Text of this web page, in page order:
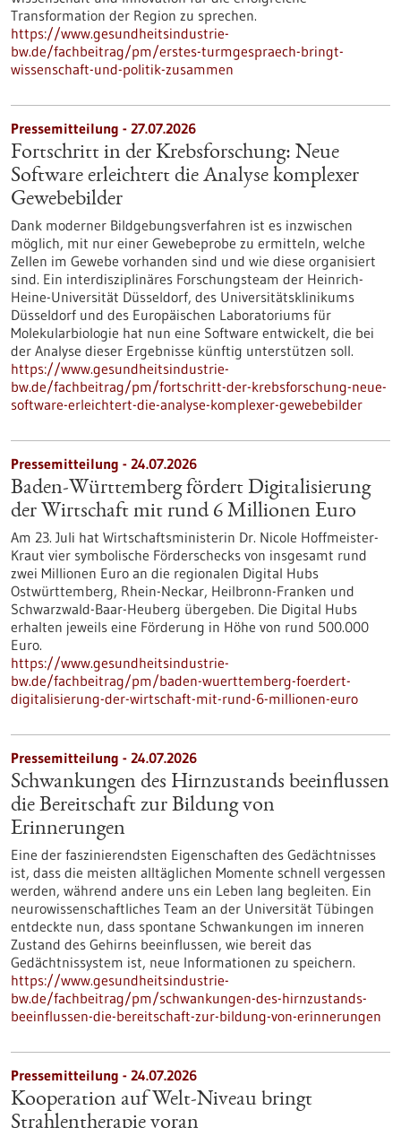
Transformation der Region zu sprechen.
https://www.gesundheitsindustrie-
bw.de/fachbeitrag/pm/erstes-turmgespraech-bringt-
wissenschaft-und-politik-zusammen
Pressemitteilung - 27.07.2026
Fortschritt in der Krebsforschung: Neue
Software erleichtert die Analyse komplexer
Gewebebilder
Dank moderner Bildgebungsverfahren ist es inzwischen
möglich, mit nur einer Gewebeprobe zu ermitteln, welche
Zellen im Gewebe vorhanden sind und wie diese organisiert
sind. Ein interdisziplinäres Forschungsteam der Heinrich-
Heine-Universität Düsseldorf, des Universitätsklinikums
Düsseldorf und des Europäischen Laboratoriums für
Molekularbiologie hat nun eine Software entwickelt, die bei
der Analyse dieser Ergebnisse künftig unterstützen soll.
https://www.gesundheitsindustrie-
bw.de/fachbeitrag/pm/fortschritt-der-krebsforschung-neue-
software-erleichtert-die-analyse-komplexer-gewebebilder
Pressemitteilung - 24.07.2026
Baden-Württemberg fördert Digitalisierung
der Wirtschaft mit rund 6 Millionen Euro
Am 23. Juli hat Wirtschaftsministerin Dr. Nicole Hoffmeister-
Kraut vier symbolische Förderschecks von insgesamt rund
zwei Millionen Euro an die regionalen Digital Hubs
Ostwürttemberg, Rhein-Neckar, Heilbronn-Franken und
Schwarzwald-Baar-Heuberg übergeben. Die Digital Hubs
erhalten jeweils eine Förderung in Höhe von rund 500.000
Euro.
https://www.gesundheitsindustrie-
bw.de/fachbeitrag/pm/baden-wuerttemberg-foerdert-
digitalisierung-der-wirtschaft-mit-rund-6-millionen-euro
Pressemitteilung - 24.07.2026
Schwankungen des Hirnzustands beeinflussen
die Bereitschaft zur Bildung von
Erinnerungen
Eine der faszinierendsten Eigenschaften des Gedächtnisses
ist, dass die meisten alltäglichen Momente schnell vergessen
werden, während andere uns ein Leben lang begleiten. Ein
neurowissenschaftliches Team an der Universität Tübingen
entdeckte nun, dass spontane Schwankungen im inneren
Zustand des Gehirns beeinflussen, wie bereit das
Gedächtnissystem ist, neue Informationen zu speichern.
https://www.gesundheitsindustrie-
bw.de/fachbeitrag/pm/schwankungen-des-hirnzustands-
beeinflussen-die-bereitschaft-zur-bildung-von-erinnerungen
Pressemitteilung - 24.07.2026
Kooperation auf Welt-Niveau bringt
Strahlentherapie voran